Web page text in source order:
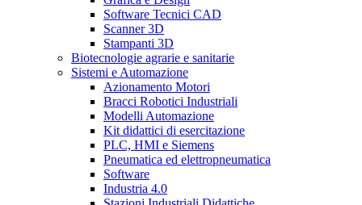
Software Tecnici CAD
Scanner 3D
Stampanti 3D
Biotecnologie agrarie e sanitarie
Sistemi e Automazione
Azionamento Motori
Bracci Robotici Industriali
Modelli Automazione
Kit didattici di esercitazione
PLC, HMI e Siemens
Pneumatica ed elettropneumatica
Software
Industria 4.0